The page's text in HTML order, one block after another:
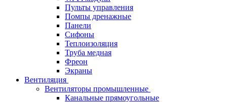
Пульты управления
Помпы дренажные
Панели
Сифоны
Теплоизоляция
Труба медная
Фреон
Экраны
Вентиляция
Вентиляторы промышленные
Канальные прямоугольные